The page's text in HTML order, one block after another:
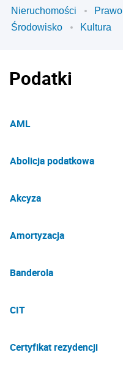
Nieruchomości
Prawo
Środowisko
Kultura
Podatki
AML
Abolicja podatkowa
Akcyza
Amortyzacja
Banderola
CIT
Certyfikat rezydencji